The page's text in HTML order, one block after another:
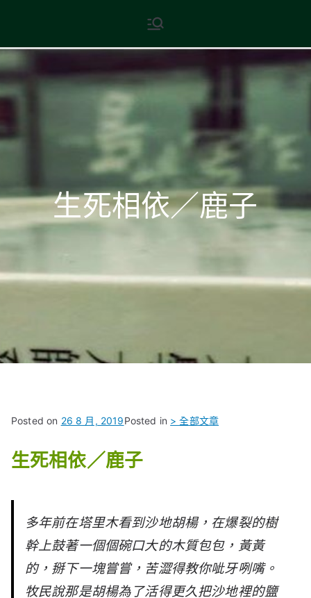
content
現代文學
地球小如鴿卵，/ 我輕輕地將它
生死相依／鹿子
Posted on 26 8 月, 2019Posted in > 全部文章
生死相依／鹿子
多年前在塔里木看到沙地胡楊，在爆裂的樹
幹上鼓著一個個碗口大的木質包包，黃黃
的，掰下一塊嘗嘗，苦澀得教你呲牙咧嘴。
牧民說那是胡楊為了活得更久把沙地裡的鹽